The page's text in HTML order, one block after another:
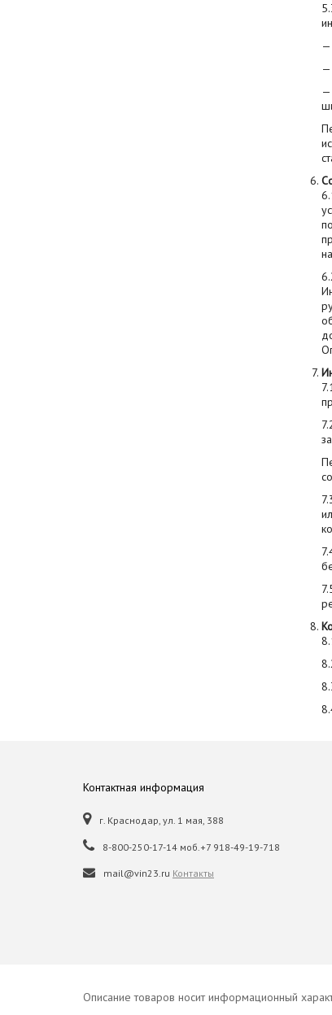
—
—
—
Контактная информация
г. Краснодар, ул. 1 мая, 388
8-800-250-17-14 моб.+7 918-49-19-718
mail@vin23.ru Контакты
Описание товаров носит информационный